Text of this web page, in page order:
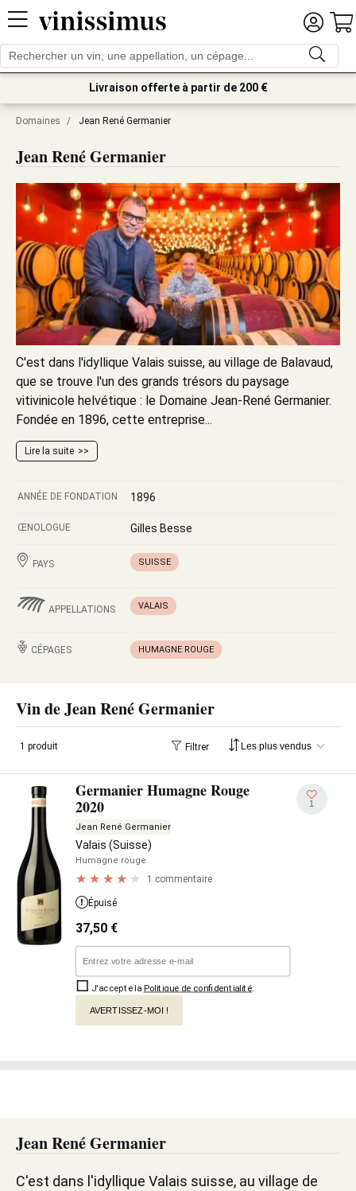
Livraison offerte à partir de 200 €
Domaines / Jean René Germanier
Jean René Germanier
C'est dans l'idyllique Valais suisse, au village de Balavaud,
que se trouve l'un des grands trésors du paysage
vitivinicole helvétique : le Domaine Jean-René Germanier.
Fondée en 1896, cette entreprise...
Lire la suite
ANNÉE DE FONDATION 1896
ŒNOLOGUE Gilles Besse
PAYS SUISSE
APPELLATIONS VALAIS
CÉPAGES HUMAGNE ROUGE
Vin de Jean René Germanier
1 produit Filtrer
Germanier Humagne Rouge
2020
Jean René Germanier
Valais (Suisse)
Humagne rouge
1 commentaire
1
Épuisé
37,50 €
J'accepte la Politique de confidentialité
AVERTISSEZ-MOI !
Jean René Germanier
C'est dans l'idyllique Valais suisse, au village de